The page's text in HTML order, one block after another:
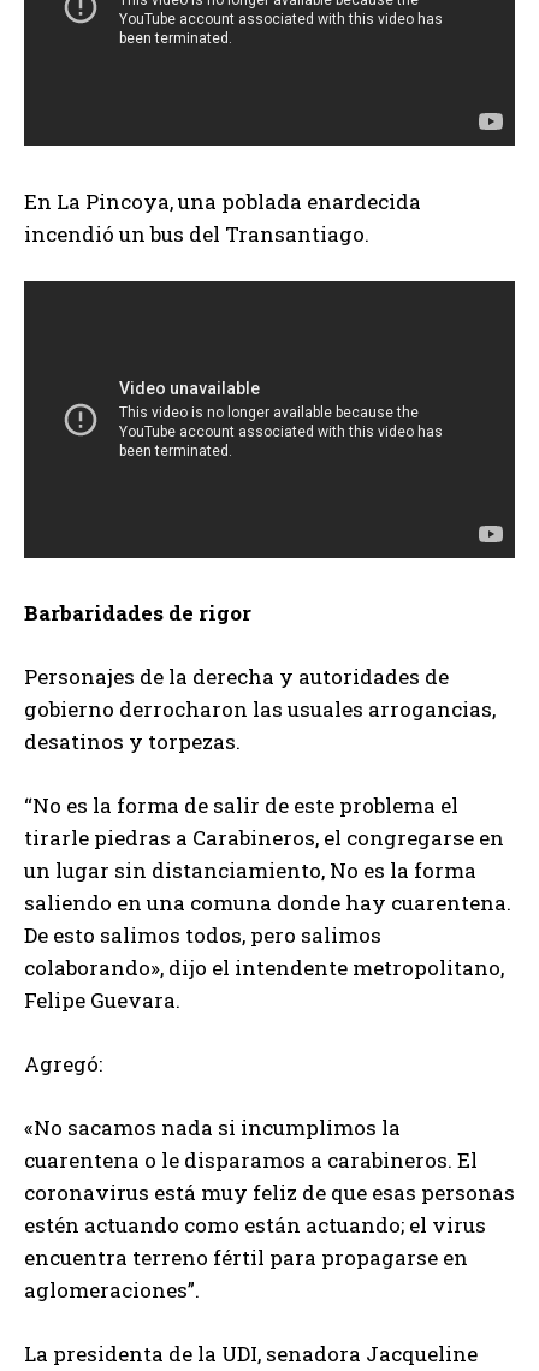
En La Pincoya, una poblada enardecida
incendió un bus del Transantiago.
Barbaridades de rigor
Personajes de la derecha y autoridades de
gobierno derrocharon las usuales arrogancias,
desatinos y torpezas.
“No es la forma de salir de este problema el
tirarle piedras a Carabineros, el congregarse en
un lugar sin distanciamiento, No es la forma
saliendo en una comuna donde hay cuarentena.
De esto salimos todos, pero salimos
colaborando», dijo el intendente metropolitano,
Felipe Guevara.
Agregó:
«No sacamos nada si incumplimos la
cuarentena o le disparamos a carabineros. El
coronavirus está muy feliz de que esas personas
estén actuando como están actuando; el virus
encuentra terreno fértil para propagarse en
aglomeraciones”.
La presidenta de la UDI, senadora Jacqueline